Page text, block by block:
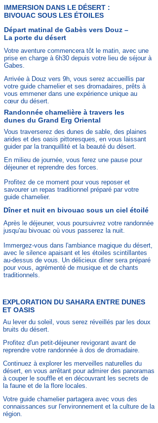
IMMERSION DANS LE DÉSERT :
BIVOUAC SOUS LES ÉTOILES
Départ matinal de Gabès vers Douz –
La porte du désert
Votre aventure commencera tôt le matin, avec une
prise en charge à 6h30 depuis votre lieu de séjour à
Gabes.
Arrivée à Douz vers 9h, vous serez accueillis par
votre guide chamelier et ses dromadaires, prêts à
vous emmener dans une expérience unique au
cœur du désert.
Randonnée chamelière à travers les
dunes du Grand Erg Oriental
Vous traverserez des dunes de sable, des plaines
arides et des oasis pittoresques, en vous laissant
guider par la tranquillité et la beauté du désert.
En milieu de journée, vous ferez une pause pour
déjeuner et reprendre des forces.
Profitez de ce moment pour vous reposer et
savourer un repas traditionnel préparé par votre
guide chamelier.
Dîner et nuit en bivouac sous un ciel étoilé
Après le déjeuner, vous poursuivrez votre randonnée
jusqu'au bivouac où vous passerez la nuit.
Immergez-vous dans l'ambiance magique du désert,
avec le silence apaisant et les étoiles scintillantes
au-dessus de vous. Un délicieux dîner sera préparé
pour vous, agrémenté de musique et de chants
traditionnels.
EXPLORATION DU SAHARA ENTRE DUNES
ET OASIS
Au lever du soleil, vous serez réveillés par les doux
bruits du désert.
Profitez d'un petit-déjeuner revigorant avant de
reprendre votre randonnée à dos de dromadaire.
Continuez à explorer les merveilles naturelles du
désert, en vous arrêtant pour admirer des panoramas
à couper le souffle et en découvrant les secrets de
la faune et de la flore locales.
Votre guide chamelier partagera avec vous des
connaissances sur l'environnement et la culture de la
région.